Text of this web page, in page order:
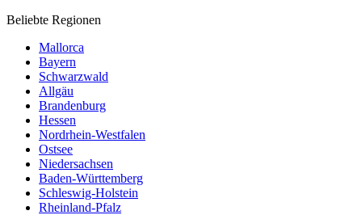
Beliebte Regionen
Mallorca
Bayern
Schwarzwald
Allgäu
Brandenburg
Hessen
Nordrhein-Westfalen
Ostsee
Niedersachsen
Baden-Württemberg
Schleswig-Holstein
Rheinland-Pfalz